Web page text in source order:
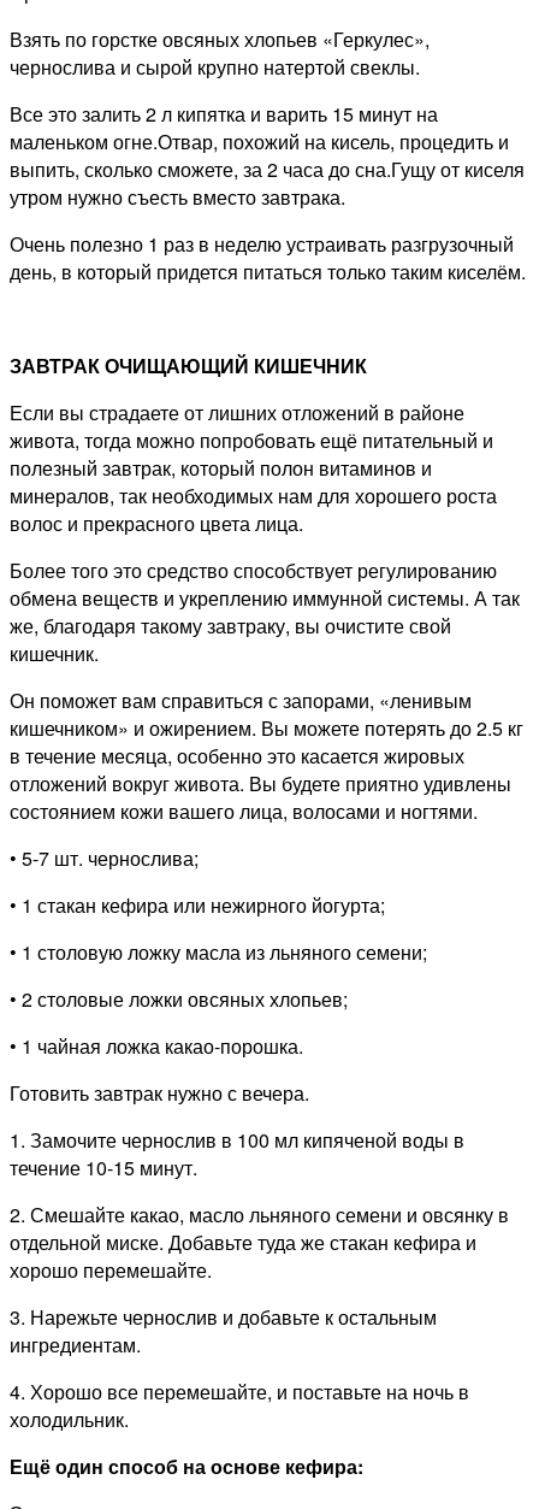
Взять по горстке овсяных хлопьев «Геркулес»,
чернослива и сырой крупно натертой свеклы.
Все это залить 2 л кипятка и варить 15 минут на
маленьком огне.Отвар, похожий на кисель, процедить и
выпить, сколько сможете, за 2 часа до сна.Гущу от киселя
утром нужно съесть вместо завтрака.
Очень полезно 1 раз в неделю устраивать разгрузочный
день, в который придется питаться только таким киселём.
ЗАВТРАК ОЧИЩАЮЩИЙ КИШЕЧНИК
Если вы страдаете от лишних отложений в районе
живота, тогда можно попробовать ещё питательный и
полезный завтрак, который полон витаминов и
минералов, так необходимых нам для хорошего роста
волос и прекрасного цвета лица.
Более того это средство способствует регулированию
обмена веществ и укреплению иммунной системы. А так
же, благодаря такому завтраку, вы очистите свой
кишечник.
Он поможет вам справиться с запорами, «ленивым
кишечником» и ожирением. Вы можете потерять до 2.5 кг
в течение месяца, особенно это касается жировых
отложений вокруг живота. Вы будете приятно удивлены
состоянием кожи вашего лица, волосами и ногтями.
• 5-7 шт. чернослива;
• 1 стакан кефира или нежирного йогурта;
• 1 столовую ложку масла из льняного семени;
• 2 столовые ложки овсяных хлопьев;
• 1 чайная ложка какао-порошка.
Готовить завтрак нужно с вечера.
1. Замочите чернослив в 100 мл кипяченой воды в
течение 10-15 минут.
2. Смешайте какао, масло льняного семени и овсянку в
отдельной миске. Добавьте туда же стакан кефира и
хорошо перемешайте.
3. Нарежьте чернослив и добавьте к остальным
ингредиентам.
4. Хорошо все перемешайте, и поставьте на ночь в
холодильник.
Ещё один способ на основе кефира: